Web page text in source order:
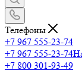
Телефоны
+7 967 555-23-74
+7 967 555-23-74
+7 800 301-93-49